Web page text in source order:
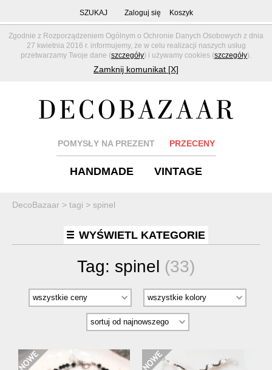
Zgodnie z Rozporządzeniem Ogólnym o Ochronie Danych Osobowych z dnia
27 kwietnia 2016 r. informujemy, że w celu realizacji naszych usług
przetwarzamy Twoje dane (szczegóły) i używamy cookies (szczegóły).
Zamknij komunikat [X]
SZUKAJ Zaloguj się Koszyk
POMYSŁY NA PREZENT PRZECENY
HANDMADE VINTAGE
DecoBazaar > tagi > spinel
WYŚWIETL KATEGORIE
Tag: spinel (33)